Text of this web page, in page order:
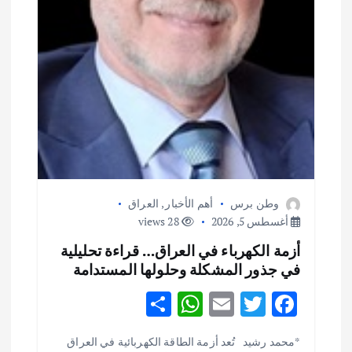
وطن برس أهم الأخبار , العراق
أغسطس 5, 2026
28 views
أزمة الكهرباء في العراق… قراءة تحليلية
في جذور المشكلة وحلولها المستدامة
F
T
w
E
m
W
h
S
h
*محمد رشيد تُعد أزمة الطاقة الكهربائية في العراق
ثقافة وفنون